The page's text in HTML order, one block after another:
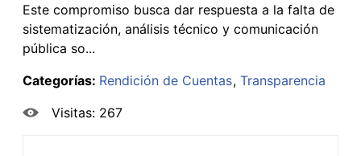
Este compromiso busca dar respuesta a la falta de
sistematización, análisis técnico y comunicación
pública so...
Categorías: Rendición de Cuentas Transparencia
Visitas: 267